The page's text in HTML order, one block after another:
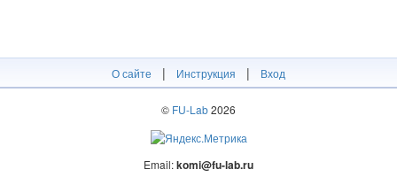
О сайте | Инструкция | Вход
© FU-Lab2026
Email:komi@fu-lab.ru